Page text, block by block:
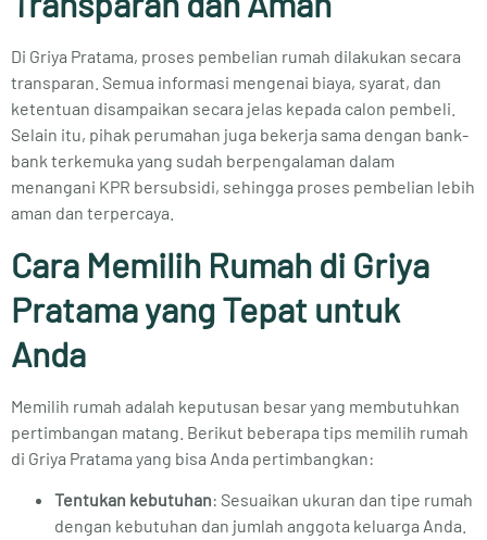
Di Griya Pratama, proses pembelian rumah dilakukan secara
transparan. Semua informasi mengenai biaya, syarat, dan
ketentuan disampaikan secara jelas kepada calon pembeli.
Selain itu, pihak perumahan juga bekerja sama dengan bank-
bank terkemuka yang sudah berpengalaman dalam
menangani KPR bersubsidi, sehingga proses pembelian lebih
aman dan terpercaya.
Cara Memilih Rumah di Griya
Pratama yang Tepat untuk
Anda
Memilih rumah adalah keputusan besar yang membutuhkan
pertimbangan matang. Berikut beberapa tips memilih rumah
di Griya Pratama yang bisa Anda pertimbangkan:
Tentukan kebutuhan: Sesuaikan ukuran dan tipe rumah
dengan kebutuhan dan jumlah anggota keluarga Anda.